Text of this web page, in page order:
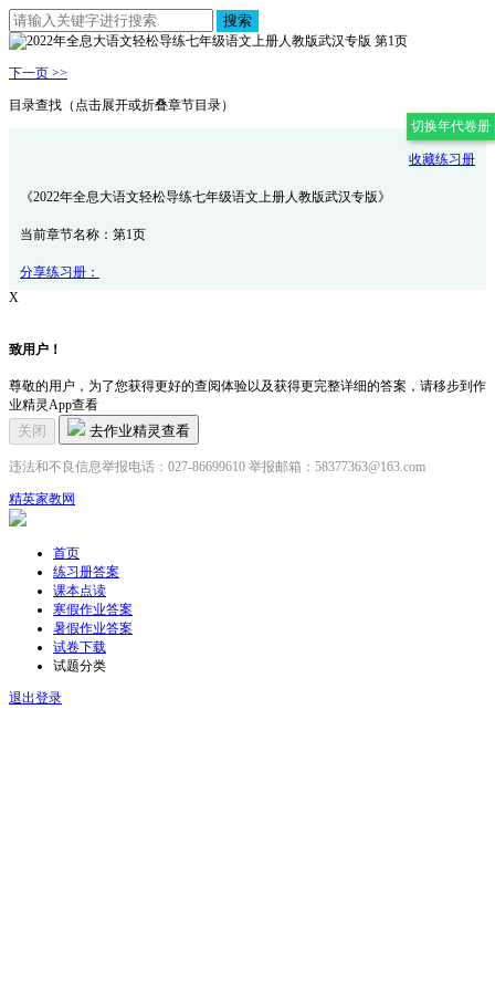
搜索
下一页 >>
目录查找（点击展开或折叠章节目录）
收藏练习册
《2022年全息大语文轻松导练七年级语文上册人教版武汉专版》
当前章节名称：第1页
分享练习册：
切换年代卷册
X
致用户！
尊敬的用户，为了您获得更好的查阅体验以及获得更完整详细的答案，请移步到作
业精灵App查看
关闭 去作业精灵查看
违法和不良信息举报电话：027-86699610 举报邮箱：58377363@163.com
精英家教网
首页
练习册答案
课本点读
寒假作业答案
暑假作业答案
试卷下载
试题分类
退出登录